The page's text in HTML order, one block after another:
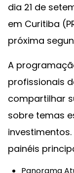
dia 21 de
em Curitiba
próxima
A
profissionais
compartilhar
sobre temas
painéis
Panorama